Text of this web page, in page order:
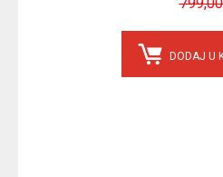
DODAJ U